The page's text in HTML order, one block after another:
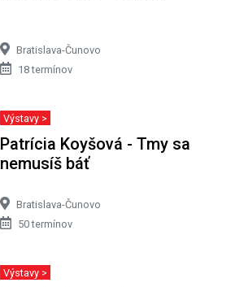
Bratislava-Čunovo
18 termínov
Výstavy >
Patrícia Koyšová - Tmy sa
nemusíš báť
Bratislava-Čunovo
50 termínov
Výstavy >